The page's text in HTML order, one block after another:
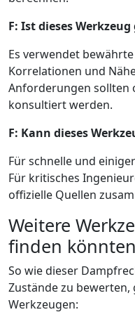
F: Ist dieses Werkzeug
Es verwendet
Korrelationen und
Anforderungen sollten
konsultiert werden.
F: Kann dieses
Für schnelle und
Für kritisches
offizielle Quellen
Weitere
finden könnten
So wie dieser
Zustände zu
Werkzeugen: